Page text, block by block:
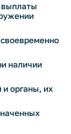
выплаты
наличии
органы, их